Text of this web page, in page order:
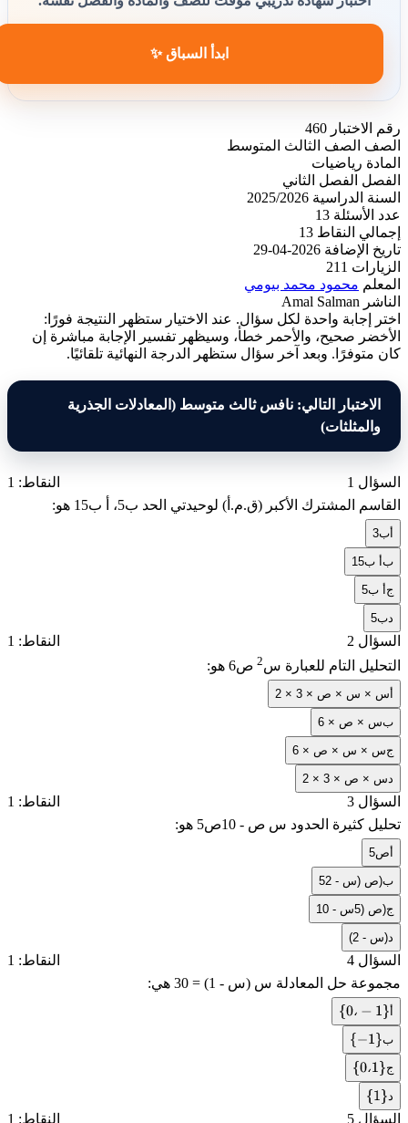
ابدأ السباق ✨
رقم الاختبار 460
الصف
الصف الثالث المتوسط
المادة رياضيات
الفصل
الفصل الثاني
السنة الدراسية 2025/2026
عدد الأسئلة 13
إجمالي النقاط 13
تاريخ الإضافة 2026-04-29
الزيارات
211
المعلم محمود محمد بيومي
الناشر Amal Salman
اختر إجابة واحدة لكل سؤال. عند الاختيار ستظهر النتيجة فورًا:
الأخضر صحيح، والأحمر خطأ، وسيظهر تفسير الإجابة مباشرة إن
كان متوفرًا. وبعد آخر سؤال ستظهر الدرجة النهائية تلقائيًا.
الاختبار التالي: نافس ثالث متوسط (المعادلات الجذرية
والمثلثات)
السؤال 1
النقاط: 1
القاسم المشترك الأكبر (ق.م.أ) لوحيدتي الحد 5ب ، 15أ ب هو:
3ب
ب15أ ب
ج5أ ب
5ب
السؤال 2
النقاط: 1
التحليل التام للعبارة 6س 2ص هو:
2 × 3 × س × س × ص
ب6 × س × ص
ج6 × س × س × ص
2 × 3 × س × ص
السؤال 3
النقاط: 1
تحليل كثيرة الحدود 5س ص - 10ص هو:
5ص
ب5ص (س - 2)
جص (5س - 10)
(س - 2)
السؤال 4
النقاط: 1
مجموعة حل المعادلة 3س (س - 1) = 0 هي:
، {0،−1}
ب
{−1}
ج
، {0،1}
{1}
السؤال 5 النقاط: 1